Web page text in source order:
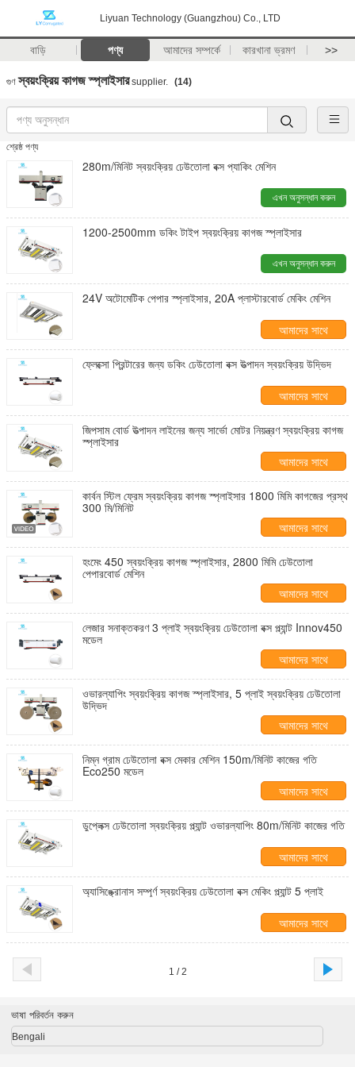
Liyuan Technology (Guangzhou) Co., LTD
বাড়ি পণ্য আমাদের সম্পর্কে কারখানা ভ্রমণ >>
গুণস্বয়ংক্রিয় কাগজ স্প্লাইসারsupplier. (14)
শ্রেষ্ঠ পণ্য
280m/মিনিট স্বয়ংক্রিয় ঢেউতোলা বক্স প্যাকিং মেশিন
এখন অনুসন্ধান করুন
1200-2500mm ডকিং টাইপ স্বয়ংক্রিয় কাগজ স্প্লাইসার
এখন অনুসন্ধান করুন
24V অটোমেটিক পেপার স্প্লাইসার, 20A প্লাস্টারবোর্ড মেকিং মেশিন
আমাদের সাথে
যোগাযোগ করুন
ফ্লেক্সো প্রিন্টারের জন্য ডকিং ঢেউতোলা বক্স উত্পাদন স্বয়ংক্রিয় উদ্ভিদ
আমাদের সাথে
যোগাযোগ করুন
জিপসাম বোর্ড উত্পাদন লাইনের জন্য সার্ভো মোটর নিয়ন্ত্রণ স্বয়ংক্রিয় কাগজ
স্প্লাইসার
আমাদের সাথে
যোগাযোগ করুন
কার্বন স্টিল ফ্রেম স্বয়ংক্রিয় কাগজ স্প্লাইসার 1800 মিমি কাগজের প্রস্থ
300 মি/মিনিট
আমাদের সাথে
যোগাযোগ করুন
হংমেং 450 স্বয়ংক্রিয় কাগজ স্প্লাইসার, 2800 মিমি ঢেউতোলা
পেপারবোর্ড মেশিন
আমাদের সাথে
যোগাযোগ করুন
লেজার সনাক্তকরণ 3 প্লাই স্বয়ংক্রিয় ঢেউতোলা বক্স প্ল্যান্ট Innov450
মডেল
আমাদের সাথে
যোগাযোগ করুন
ওভারল্যাপিং স্বয়ংক্রিয় কাগজ স্প্লাইসার, 5 প্লাই স্বয়ংক্রিয় ঢেউতোলা
উদ্ভিদ
আমাদের সাথে
যোগাযোগ করুন
নিম্ন গ্রাম ঢেউতোলা বক্স মেকার মেশিন 150m/মিনিট কাজের গতি
Eco250 মডেল
আমাদের সাথে
যোগাযোগ করুন
ডুপ্লেক্স ঢেউতোলা স্বয়ংক্রিয় প্ল্যান্ট ওভারল্যাপিং 80m/মিনিট কাজের গতি
আমাদের সাথে
যোগাযোগ করুন
অ্যাসিঙ্ক্রোনাস সম্পূর্ণ স্বয়ংক্রিয় ঢেউতোলা বক্স মেকিং প্ল্যান্ট 5 প্লাই
আমাদের সাথে
যোগাযোগ করুন
1 / 2
ভাষা পরিবর্তন করুন
Bengali